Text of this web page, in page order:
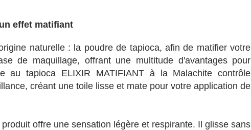
effet matifiant
naturelle : la poudre de tapioca, afin de matifier votre
de maquillage, offrant une multitude d'avantages pour
au tapioca ELIXIR MATIFIANT à la Malachite contrôle
créant une toile lisse et mate pour votre application de
offre une sensation légère et respirante. Il glisse sans